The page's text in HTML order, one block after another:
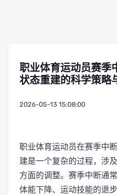
职业体育运动员赛季
状态重建的科学策略
2026-05-13 15:08:00
职业体育运动员在赛季中
建是一个复杂的过程，涉
方面的调整。赛季中断通
体能下降、运动技能的退